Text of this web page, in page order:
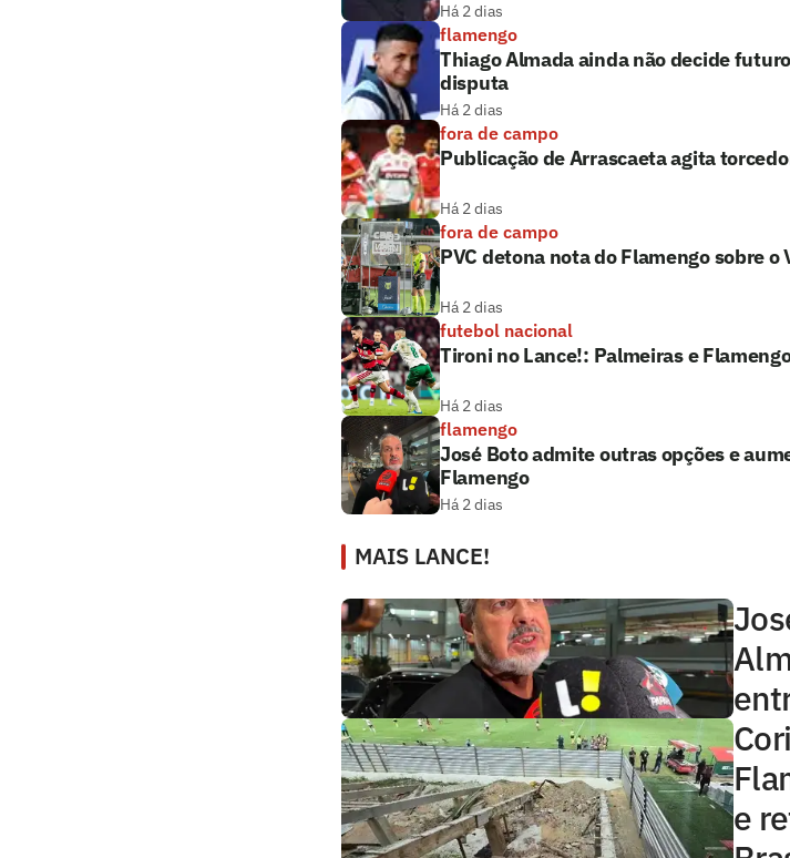
Há 2 dias
flamengo
Thiago Almada ainda não decide
disputa
Há 2 dias
fora de campo
Publicação de Arrascaeta agita
Há 2 dias
fora de campo
PVC detona nota do Flamengo sobre o
Há 2 dias
futebol nacional
Tironi no Lance!: Palmeiras e
Há 2 dias
flamengo
José Boto admite outras opções e
Flamengo
Há 2 dias
MAIS LANCE!
e